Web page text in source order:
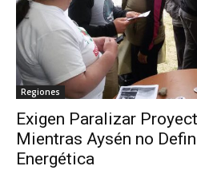
Regiones
Exigen Paralizar
Mientras Aysén no
Energética